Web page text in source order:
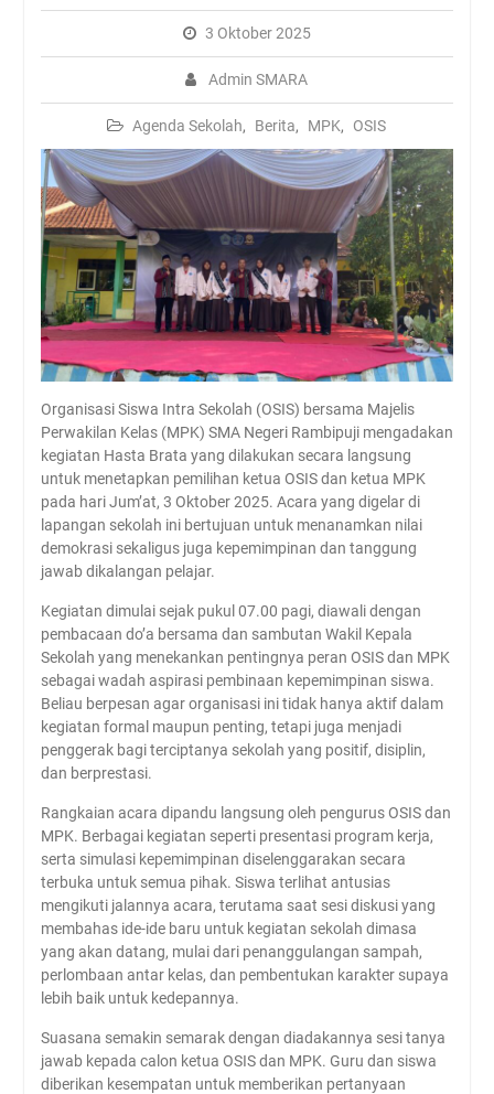
Batasi Penggunaan Plastik,
SMAN Rambipuji Ajak
Siswa Bawa Tumbler dan
Tempat Makan Sendiri
3 Oktober 2025
Admin SMARA
Agenda Sekolah, Berita, MPK, OSIS
Organisasi Siswa Intra Sekolah (OSIS) bersama Majelis
Perwakilan Kelas (MPK) SMA Negeri Rambipuji mengadakan
kegiatan Hasta Brata yang dilakukan secara langsung
untuk menetapkan pemilihan ketua OSIS dan ketua MPK
pada hari Jum’at, 3 Oktober 2025. Acara yang digelar di
lapangan sekolah ini bertujuan untuk menanamkan nilai
demokrasi sekaligus juga kepemimpinan dan tanggung
jawab dikalangan pelajar.
Kegiatan dimulai sejak pukul 07.00 pagi, diawali dengan
pembacaan do’a bersama dan sambutan Wakil Kepala
Sekolah yang menekankan pentingnya peran OSIS dan MPK
sebagai wadah aspirasi pembinaan kepemimpinan siswa.
Beliau berpesan agar organisasi ini tidak hanya aktif dalam
kegiatan formal maupun penting, tetapi juga menjadi
penggerak bagi terciptanya sekolah yang positif, disiplin,
dan berprestasi.
Rangkaian acara dipandu langsung oleh pengurus OSIS dan
MPK. Berbagai kegiatan seperti presentasi program kerja,
serta simulasi kepemimpinan diselenggarakan secara
terbuka untuk semua pihak. Siswa terlihat antusias
mengikuti jalannya acara, terutama saat sesi diskusi yang
membahas ide-ide baru untuk kegiatan sekolah dimasa
yang akan datang, mulai dari penanggulangan sampah,
perlombaan antar kelas, dan pembentukan karakter supaya
lebih baik untuk kedepannya.
Suasana semakin semarak dengan diadakannya sesi tanya
jawab kepada calon ketua OSIS dan MPK. Guru dan siswa
diberikan kesempatan untuk memberikan pertanyaan